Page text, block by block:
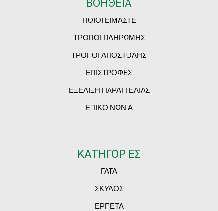
ΒΟΗΘΕΙΑ
ΠΟΙΟΙ ΕΙΜΑΣΤΕ
ΤΡΟΠΟΙ ΠΛΗΡΩΜΗΣ
ΤΡΟΠΟΙ ΑΠΟΣΤΟΛΗΣ
ΕΠΙΣΤΡΟΦΕΣ
ΕΞΕΛΙΞΗ ΠΑΡΑΓΓΕΛΙΑΣ
ΕΠΙΚΟΙΝΩΝΙΑ
ΚΑΤΗΓΟΡΙΕΣ
ΓΑΤΑ
ΣΚΥΛΟΣ
ΕΡΠΕΤΑ